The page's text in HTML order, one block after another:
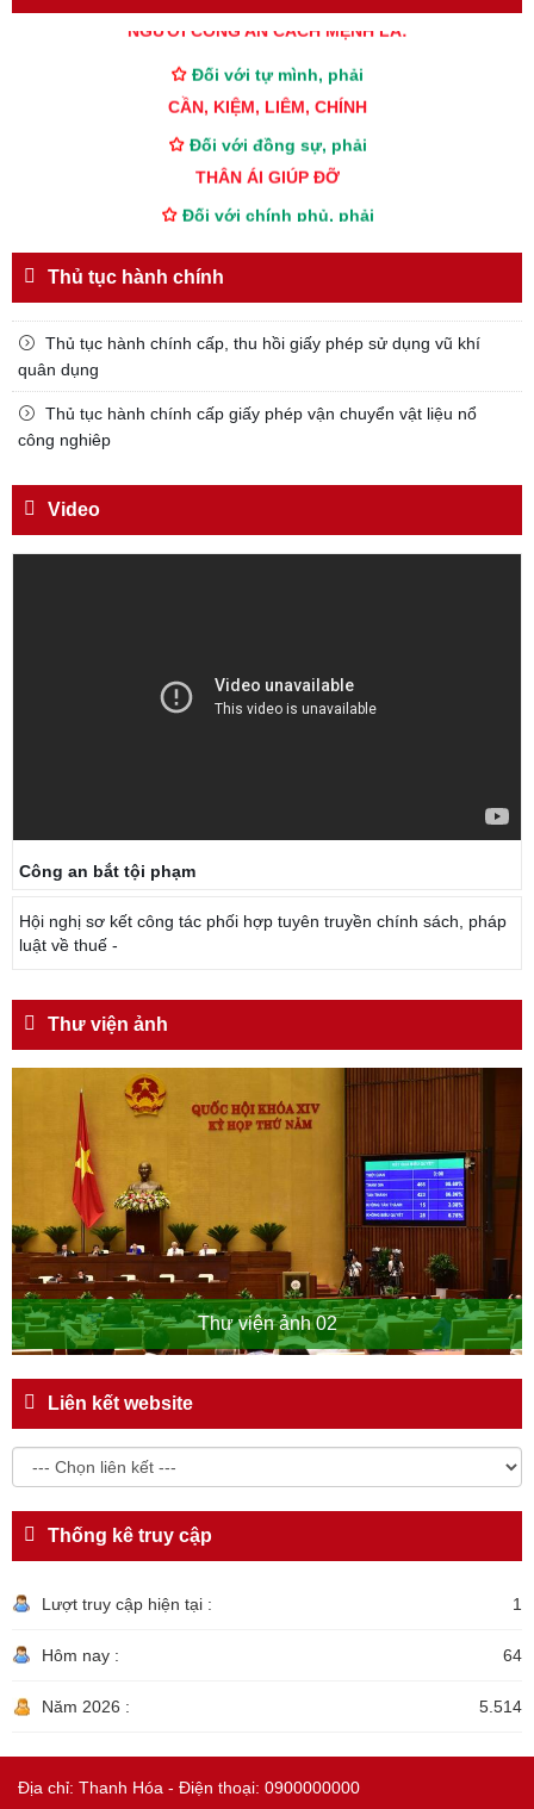
Đối với tự mình, phải
CẦN, KIỆM, LIÊM, CHÍNH
Đối với đồng sự, phải
THÂN ÁI GIÚP ĐỠ
Đối với chính phủ, phải
Đối với nhân dân, phải
Đối với công việc, phải
Đối với địch, phải
Trích thư Chủ tịch Hồ Chí Minh
ngày 11 tháng 3 năm 1948.
Thủ tục hành chính
Thủ tục hành chính cấp, thu hồi giấy phép sử dụng vũ khí
quân dụng
Thủ tục hành chính cấp giấy phép vận chuyển vật liệu nổ
công nghiêp
Video
Công an bắt tội phạm
Hội nghị sơ kết công tác phối hợp tuyên truyền chính sách, pháp
luật về thuế -
Thư viện ảnh
Thư viện ảnh 02
Liên kết website
Thống kê truy cập
Lượt truy cập hiện tại : 1
Hôm nay : 64
Năm 2026 : 5.514
Địa chỉ: Thanh Hóa - Điện thoại: 0900000000